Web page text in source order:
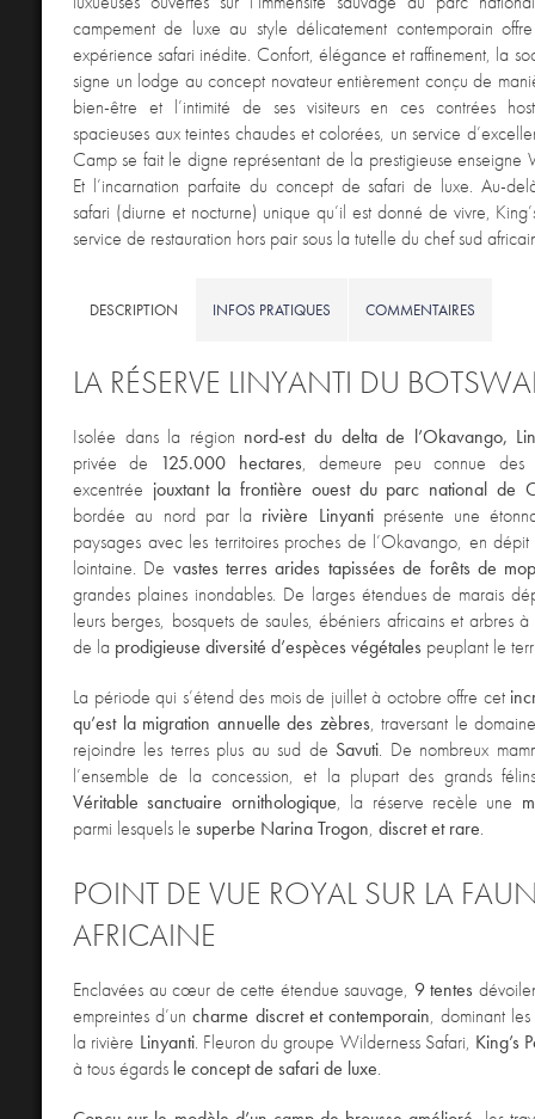
campement de luxe au style délicatement contemporain
expérience safari inédite. Confort, élégance et raffinement, la
signe un lodge au concept novateur entièrement conçu de
bien-être et l’intimité de ses visiteurs en ces contrées
spacieuses aux teintes chaudes et colorées, un service
Camp se fait le digne représentant de la prestigieuse enseigne
Et l’incarnation parfaite du concept de safari de luxe. Au-
safari (diurne et nocturne) unique qu’il est donné de vivre,
service de restauration hors pair sous la tutelle du chef sud
DESCRIPTION INFOS PRATIQUES COMMENTAIRES
LA RÉSERVE LINYANTI DU
Isolée dans la région nord-est du delta de l’Okavango,
privée de 125.000 hectares, demeure peu connue des
excentrée jouxtant la frontière ouest du parc national de
bordée au nord par la rivière Linyantiprésente une
paysages avec les territoires proches de l’Okavango, en
lointaine. De vastes terres arides tapissées de forêts de
grandes plaines inondables. De larges étendues de marais
leurs berges, bosquets de saules, ébéniers africains et arbres à
de la prodigieuse diversité d’espèces végétales peuplant le
La période qui s’étend des mois de juillet à octobre offre cet
qu’est la migration annuelle des zèbres, traversant le
rejoindre les terres plus au sud de Savuti. De nombreux
l’ensemble de la concession, et la plupart des grands
Véritable sanctuaire ornithologique, la réserve recèle une
parmi lesquels le superbe Narina Trogon, discret et rare.
POINT DE VUE ROYAL SUR LA
AFRICAINE
Enclavées au cœur de cette étendue sauvage, 9 tentes
empreintes d’uncharme discret et contemporain, dominant
la rivière Linyanti. Fleuron du groupe Wilderness Safari, King’s
à tous égards le concept de safari de luxe.